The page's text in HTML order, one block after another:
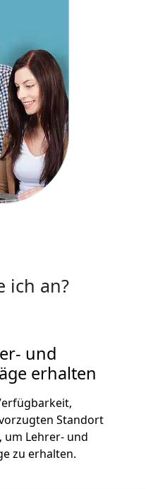
ich an?
und
erhalten
Standort
um Lehrer- und
zu erhalten.